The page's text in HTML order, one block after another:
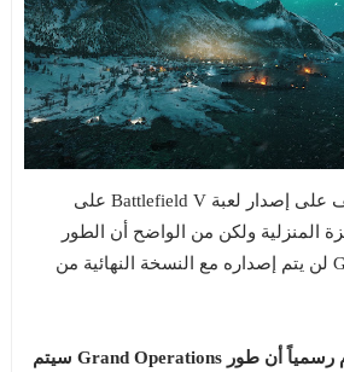
تبقي حوالى شهرين ونصف على إصدار لعبة Battlefield V على
المنزلية ولكن من الواضح أن الطور
المنتظر Grand Operations لن يتم إصداره مع النسخة النهائية من
( تحديث : تم الإعلان اليوم رسمياً أن طور Grand Operations سيتم